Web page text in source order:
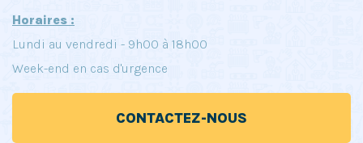
Horaires :
Lundi au vendredi - 9h00 à 18h00
Week-end en cas d'urgence
CONTACTEZ-NOUS